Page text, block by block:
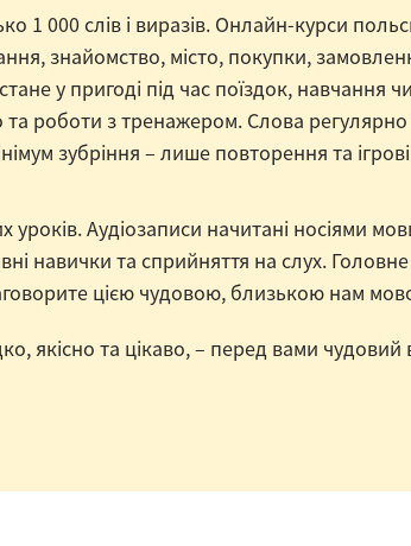
1 000 слів і виразів. Онлайн-курси
знайомство, місто, покупки,
у пригоді під час поїздок, навчання
та роботи з тренажером. Слова
зубріння – лише повторення та
Аудіозаписи начитані носіями
навички та сприйняття на слух.
цією чудовою, близькою нам
якісно та цікаво, – перед вами